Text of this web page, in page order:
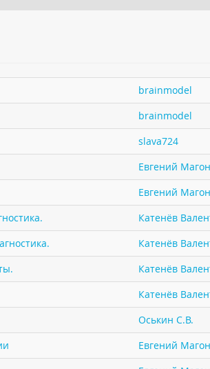
brainmodel
brainmodel
slava724
Евгений
Евгений
Катенёв
Катенёв
Катенёв
Катенёв
Оськин С.В.
Евгений